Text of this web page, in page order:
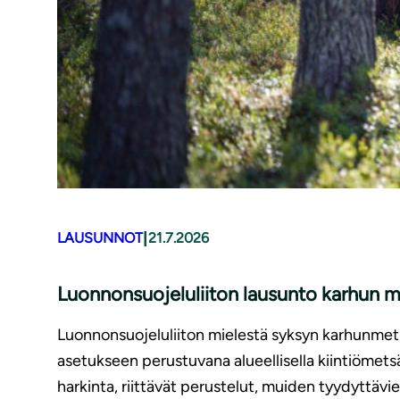
LAUSUNNOT| 21.7.2026
Luonnonsuojeluliiton lausunto karhun
Luonnonsuojeluliiton mielestä syksyn
asetukseen perustuvana alueellisella
harkinta, riittävät perustelut, muiden